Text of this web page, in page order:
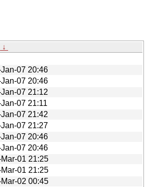
↓
07 20:46
07 20:46
07 21:12
07 21:11
07 21:42
07 21:27
07 20:46
07 20:46
01 21:25
01 21:25
02 00:45